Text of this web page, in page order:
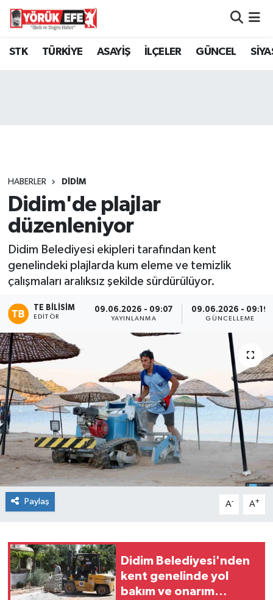
STK TÜRKİYE ASAYİŞ İLÇELER GÜNCEL
HABERLER DİDİM
Didim'de plajlar
düzenleniyor
Didim Belediyesi ekipleri tarafından kent
genelindeki plajlarda kum eleme ve temizlik
çalışmaları aralıksız şekilde sürdürülüyor.
TE BILISIM
EDITÖR
09.06.2026 - 09:07
YAYINLANMA
09.06.2026 - 09:19
GÜNCELLEME
Paylaş A- A+
Didim Belediyesi'nden
kent genelinde yol
bakım ve onarım
Aydın Nöbetçi Eczaneler
Tüm Manşetler
Son Dakika Haberleri
Haber Arşivi